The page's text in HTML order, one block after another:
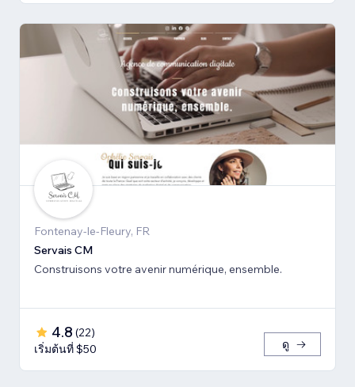
Fontenay-le-Fleury, FR
Servais CM
Construisons votre avenir numérique, ensemble.
4.8 (22)
เริ่มต้นที่ $50
ดู